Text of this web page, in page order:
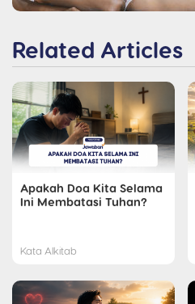
Related Articles
Apakah Doa Kita Selama
Ini Membatasi Tuhan?
Kata Alkitab